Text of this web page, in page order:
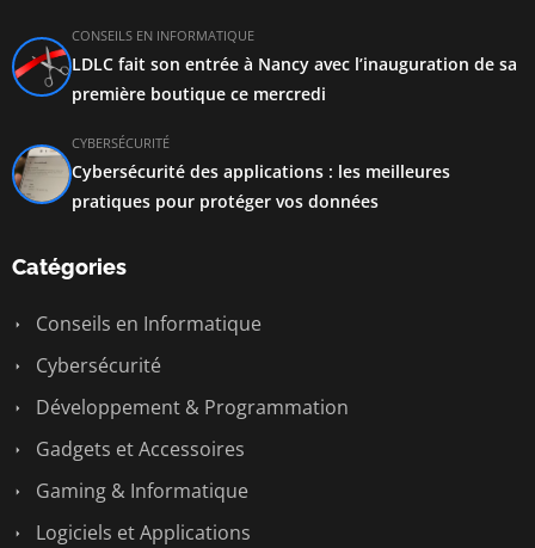
CONSEILS EN INFORMATIQUE
LDLC fait son entrée à Nancy avec l’inauguration de sa
première boutique ce mercredi
CYBERSÉCURITÉ
Cybersécurité des applications : les meilleures
pratiques pour protéger vos données
Catégories
Conseils en Informatique
Cybersécurité
Développement & Programmation
Gadgets et Accessoires
Gaming & Informatique
Logiciels et Applications